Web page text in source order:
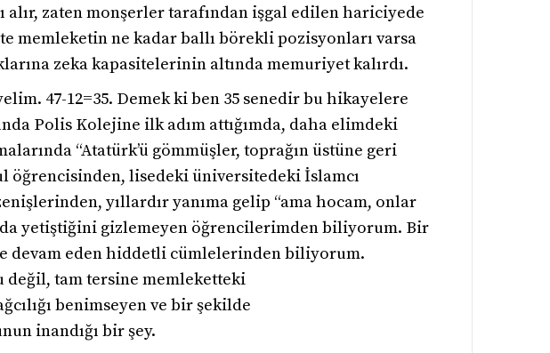
zaten monşerler tarafından işgal edilen hariciyede
memleketin ne kadar ballı börekli pozisyonları varsa
zeka kapasitelerinin altında memuriyet kalırdı.
47-12=35. Demek ki ben 35 senedir bu hikayelere
Polis Kolejine ilk adım attığımda, daha elimdeki
“Atatürk’ü gömmüşler, toprağın üstüne geri
öğrencisinden, lisedeki üniversitedeki İslamcı
yıllardır yanıma gelip “ama hocam, onlar
yetiştiğini gizlemeyen öğrencilerimden biliyorum. Bir
devam eden hiddetli cümlelerinden biliyorum.
değil, tam tersine memleketteki
benimseyen ve bir şekilde
inandığı bir şey.